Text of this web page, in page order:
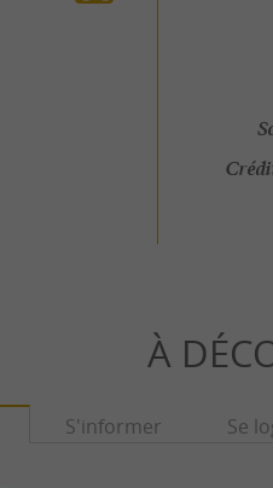
À
S'informer Se